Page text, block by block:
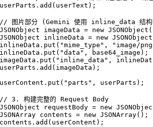
// 图片部分 (Gemini 使用 inline_data 结
JSONObject
imageData = new JSONObject
JSONObject
inlineData = new JSONObject
"mime_type" ,
"image/
"data" , base64_image);
"inline_data" ,
"parts" , userParts);
// 3. 构建完整的 Request Body
JSONObject
requestBody = new
JSONArray contents = new JSONArray();